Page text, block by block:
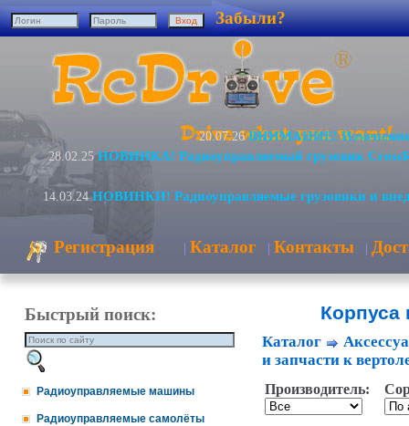
Забыли?
20.07.26 ВНИМАНИЕ! Изменение
28.02.25 НОВИНКА! Радиоуправляемый грузовик
14.03.24 НОВИНКИ! Радиоуправляемые грузовики и
Регистрация | Каталог | Контакты |
Быстрый поиск:
Радиоуправляемые машины
Радиоуправляемые самолёты
Каталог
и запчасти к
Производитель: